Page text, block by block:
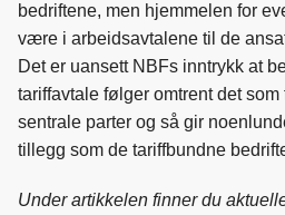
bedriftene, men hjemmelen for
være i arbeidsavtalene til de
Det er uansett NBFs inntrykk at
tariffavtale følger omtrent det
sentrale parter og så gir
tillegg som de tariffbundne
Under artikkelen finner du